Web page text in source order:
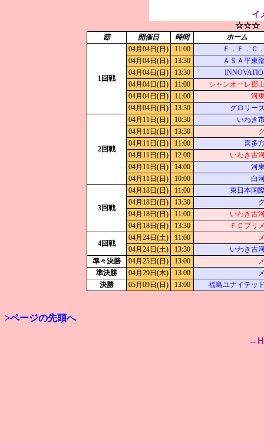
イ
☆☆☆
節 開催日 時間 ホーム
1回戦
04月04日(日) 11:00
Ｆ．Ｆ．Ｃ
04月04日(日)
13:30
ＡＳＡ平東
04月04日(日)
13:30
04月04日(日)
11:00
シャンオーレ郡
04月04日(日)
11:00
河
04月04日(日)
13:30 グロリー
2回戦
04月11日(日) 10:30
いわき
04月11日(日)
13:30
04月11日(日)
11:00
喜多
04月11日(日)
12:00
いわき古
04月11日(日)
14:00
河
04月11日(日)
10:00 白
3回戦
04月18日(日) 11:00
東日本国
04月18日(日)
13:30
04月18日(日)
11:00
いわき古
04月18日(日)
13:30 ＦＣプリ
4回戦
04月24日(土) 11:00
04月24日(土)
13:30
いわき古
準々決勝
04月25日(日) 13:00
準決勝
04月29日(木) 13:00
決勝
05月09日(日) 13:00 福島ユナイテッ
>ページの先頭へ
--